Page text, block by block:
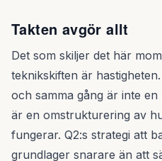
Takten avgör allt
Det som skiljer det här
teknikskiften är
och samma gång är inte
är en omstrukturering av
fungerar. Q2:s strategi att
grundlager snarare än att